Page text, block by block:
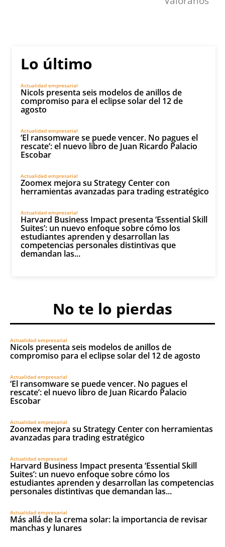
Lo último
Actualidad empresarial
Nicols presenta seis modelos de anillos de
compromiso para el eclipse solar del 12 de
agosto
Actualidad empresarial
‘El ransomware se puede vencer. No pagues el
rescate’: el nuevo libro de Juan Ricardo Palacio
Escobar
Actualidad empresarial
Zoomex mejora su Strategy Center con
herramientas avanzadas para trading estratégico
Actualidad empresarial
Harvard Business Impact presenta ‘Essential Skill
Suites’: un nuevo enfoque sobre cómo los
estudiantes aprenden y desarrollan las
competencias personales distintivas que
demandan las...
No te lo pierdas
Actualidad empresarial
Nicols presenta seis modelos de anillos de
compromiso para el eclipse solar del 12 de agosto
Actualidad empresarial
‘El ransomware se puede vencer. No pagues el
rescate’: el nuevo libro de Juan Ricardo Palacio
Escobar
Actualidad empresarial
Zoomex mejora su Strategy Center con herramientas
avanzadas para trading estratégico
Actualidad empresarial
Harvard Business Impact presenta ‘Essential Skill
Suites’: un nuevo enfoque sobre cómo los
estudiantes aprenden y desarrollan las competencias
personales distintivas que demandan las...
Actualidad empresarial
Más allá de la crema solar: la importancia de revisar
manchas y lunares